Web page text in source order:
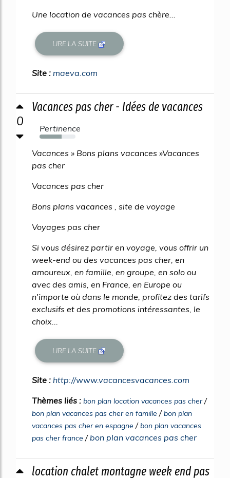
Une location de vacances pas chère...
LIRE LA SUITE
Site : maeva.com
0
Vacances pas cher - Idées de vacances
Pertinence
62%
Vacances » Bons plans vacances »Vacances
pas cher
Vacances pas cher
Bons plans vacances , site de voyage
Voyages pas cher
Si vous désirez partir en voyage, vous offrir un
week-end ou des vacances pas cher, en
amoureux, en famille, en groupe, en solo ou
avec des amis, en France, en Europe ou
n'importe où dans le monde, profitez des tarifs
exclusifs et des promotions intéressantes, le
choix...
LIRE LA SUITE
Site : http://www.vacancesvacances.com
Thèmes liés : bon plan location vacances pas cher/
bon plan vacances pas cher en famille /bon plan
vacances pas cher en espagne /bon plan vacances
pas cher france / bon plan vacances pas cher
location chalet montagne week end pas